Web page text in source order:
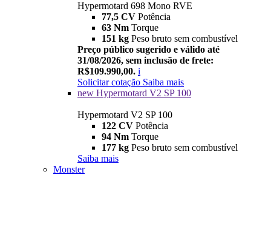
Hypermotard 698 Mono RVE
77,5 CV Potência
63 Nm Torque
151 kg Peso bruto sem combustível
Preço público sugerido e válido até
31/08/2026, sem inclusão de frete:
R$109.990,00. i
Solicitar cotação Saiba mais
new Hypermotard V2 SP 100
Hypermotard V2 SP 100
122 CV Potência
94 Nm Torque
177 kg Peso bruto sem combustível
Saiba mais
Monster